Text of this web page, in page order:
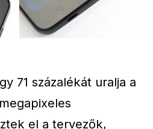
71 százalékát uralja a
el a tervezők,